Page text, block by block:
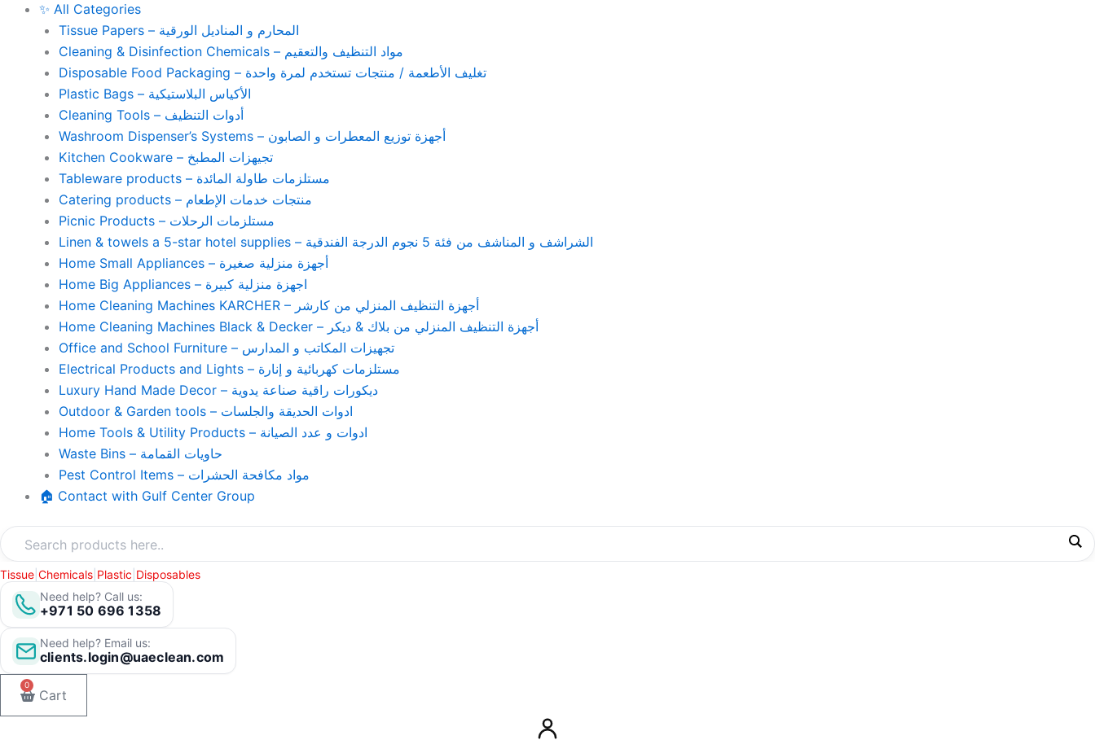
✨ All Categories
Tissue Papers – المحارم و المناديل الورقية
Cleaning & Disinfection Chemicals – مواد التنظيف والتعقيم
Disposable Food Packaging – تغليف الأطعمة / منتجات تستخدم لمرة واحدة
Plastic Bags – الأكياس البلاستيكية
Cleaning Tools – أدوات التنظيف
Washroom Dispenser’s Systems – أجهزة توزيع المعطرات و الصابون
Kitchen Cookware – تجيهزات المطبخ
Tableware products – مستلزمات طاولة المائدة
Catering products – منتجات خدمات الإطعام
Picnic Products – مستلزمات الرحلات
Linen & towels a 5-star hotel supplies – الشراشف و المناشف من فئة 5 نجوم الدرجة الفندقية
Home Small Appliances – أجهزة منزلية صغيرة
Home Big Appliances – اجهزة منزلية كبيرة
Home Cleaning Machines KARCHER – أجهزة التنظيف المنزلي من كارشر
Home Cleaning Machines Black & Decker – أجهزة التنظيف المنزلي من بلاك & ديكر
Office and School Furniture – تجهيزات المكاتب و المدارس
Electrical Products and Lights – مستلزمات كهربائية و إنارة
Luxury Hand Made Decor – ديكورات راقية صناعة يدوية
Outdoor & Garden tools – ادوات الحديقة والجلسات
Home Tools & Utility Products – ادوات و عدد الصيانة
Waste Bins – حاويات القمامة
Pest Control Items – مواد مكافحة الحشرات
🏠 Contact with Gulf Center Group
Tissue Chemicals Plastic Disposables
Need help? Call us:
+971 50 696 1358
Need help? Email us:
clients.login@uaeclean.com
0
Cart